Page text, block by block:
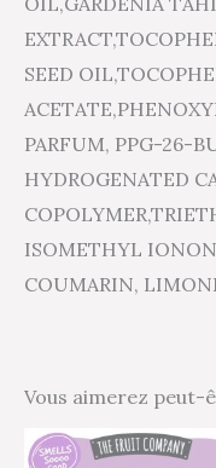
SEED
PARFUM, PPG-26-
HYDROGENATED
ISOMETHYL
COUMARIN,
Vous aimerez peut-